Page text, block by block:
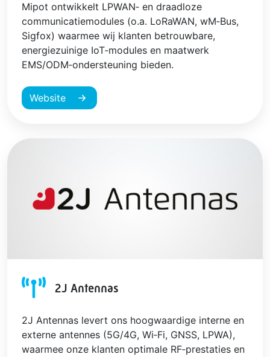
Mipot ontwikkelt LPWAN‑ en draadloze
communicatiemodules (o.a. LoRaWAN, wM‑Bus,
Sigfox) waarmee wij klanten betrouwbare,
energiezuinige IoT‑modules en maatwerk
EMS/ODM‑ondersteuning bieden.
Website
2J Antennas
2J Antennas levert ons hoogwaardige interne en
externe antennes (5G/4G, Wi‑Fi, GNSS, LPWA),
waarmee onze klanten optimale RF‑prestaties en